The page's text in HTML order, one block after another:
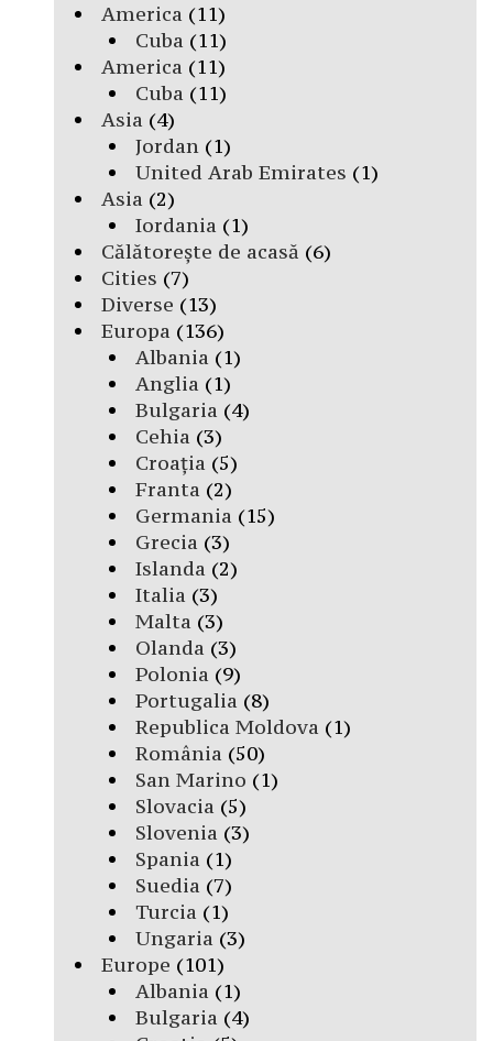
America (11)
Cuba (11)
America (11)
Cuba (11)
Asia (4)
Jordan(1)
United Arab Emirates (1)
Asia (2)
Iordania (1)
Călătorește de acasă (6)
Cities (7)
Diverse (13)
Europa (136)
Albania (1)
Anglia (1)
Bulgaria (4)
Cehia (3)
Croația (5)
Franta (2)
Germania (15)
Grecia (3)
Islanda (2)
Italia (3)
Malta (3)
Olanda (3)
Polonia (9)
Portugalia (8)
Republica Moldova (1)
România (50)
San Marino (1)
Slovacia (5)
Slovenia (3)
Spania (1)
Suedia (7)
Turcia (1)
Ungaria (3)
Europe (101)
Albania (1)
Bulgaria (4)